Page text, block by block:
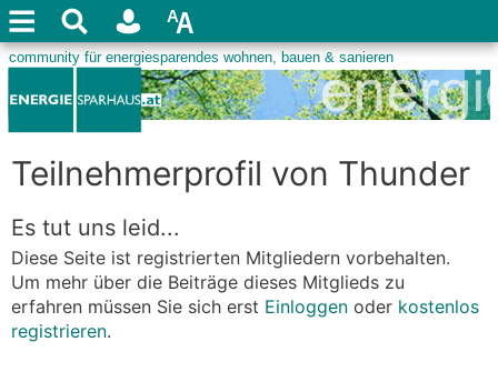
Teilnehmerprofil von Thunder
Es tut uns leid...
Diese Seite ist registrierten Mitgliedern vorbehalten.
Um mehr über die Beiträge dieses Mitglieds zu
erfahren müssen Sie sich erst Einloggen oder kostenlos
registrieren.